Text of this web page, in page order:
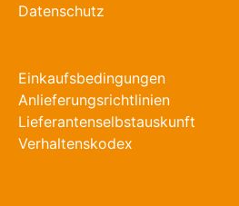
Datenschutz
Einkaufsbedingungen
Anlieferungsrichtlinien
Lieferantenselbstauskunft
Verhaltenskodex